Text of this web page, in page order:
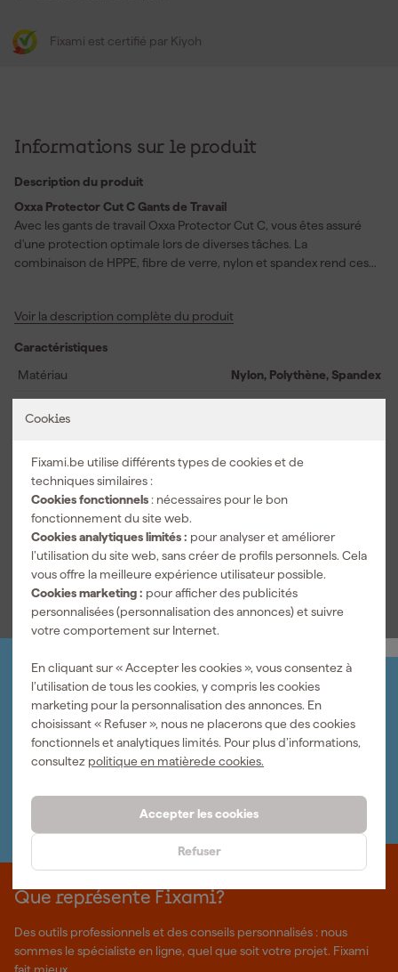
Cookies
Fixami.be utilise différents types de cookies et de
techniques similaires :
Cookies fonctionnels : nécessaires pour le bon
fonctionnement du site web.
Cookies analytiques limités : pour analyser et améliorer
l’utilisation du site web, sans créer de profils personnels. Cela
vous offre la meilleure expérience utilisateur possible.
Cookies marketing : pour afficher des publicités
personnalisées (personnalisation des annonces) et suivre
votre comportement sur Internet.
En cliquant sur « Accepter les cookies », vous consentez à
l’utilisation de tous les cookies, y compris les cookies
marketing pour la personnalisation des annonces. En
choisissant « Refuser », nous ne placerons que des cookies
fonctionnels et analytiques limités. Pour plus d’informations,
consultez politique en matièrede cookies.
Accepter les cookies
Refuser
Fixami est certifié par Kiyoh
Informations sur le produit
Description du produit
Oxxa Protector Cut C Gants de Travail
Avec les gants de travail Oxxa Protector Cut C, vous êtes assuré
d'une protection optimale lors de diverses tâches. La
combinaison de HPPE, fibre de verre, nylon et spandex rend ces
élastique, non seulement votre main, mais aussi votre poignet
et les doigts offre une prise fiable sur les matériaux secs, vous
permettant de travailler de manière précise et sécurisée. De plus,
remarquables, rendant le travail de précision sans problème.
Voir la description complète du produit
Caractéristiques
Matériau
Nylon, Polythène, Spandex
Colors
Couleur principale
Nom de la couleur
Voir toutes les caractéristiques
Organisez-le vous-même
Connectez-vous et gérez vos commandes et vos
factures.
Bulletin
Abonnez-vous à la newsletter hebdomadaire
Nous nous ferons un plaisir de vous aider. Contactez l'un
de nos spécialistes.
Que représente Fixami?
Des outils professionnels et des conseils personnalisés : nous
sommes le spécialiste en ligne, quel que soit votre projet. Fixami